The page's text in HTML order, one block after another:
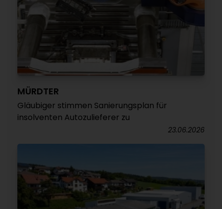
MÜRDTER
Gläubiger stimmen Sanierungsplan für
insolventen Autozulieferer zu
23.06.2026